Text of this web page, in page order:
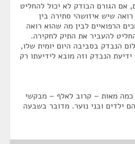
אם הגורם הבודק לא יכול להחליט
שיש איזושהי סתירה בין
הרפואיים לבין מה שהוא רואה
להעביר את התיק לחקירה.
הנבדק בסביבה היום יומית שלו,
הנבדק וזה מובא לידיעתו רק
כמה מאות – קרוב לאלף – מבקשי
ילדים ובני נוער. מדובר בשבעה